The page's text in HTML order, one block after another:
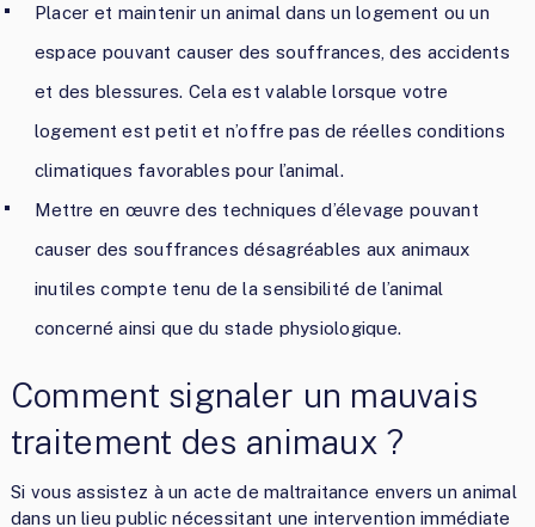
Placer et maintenir un animal dans un logement ou un
espace pouvant causer des souffrances, des accidents
et des blessures. Cela est valable lorsque votre
logement est petit et n’offre pas de réelles conditions
climatiques favorables pour l’animal.
Mettre en œuvre des techniques d’élevage pouvant
causer des souffrances désagréables aux animaux
inutiles compte tenu de la sensibilité de l’animal
concerné ainsi que du stade physiologique.
Comment signaler un mauvais
traitement des animaux ?
Si vous assistez à un acte de maltraitance envers un animal
dans un lieu public nécessitant une intervention immédiate